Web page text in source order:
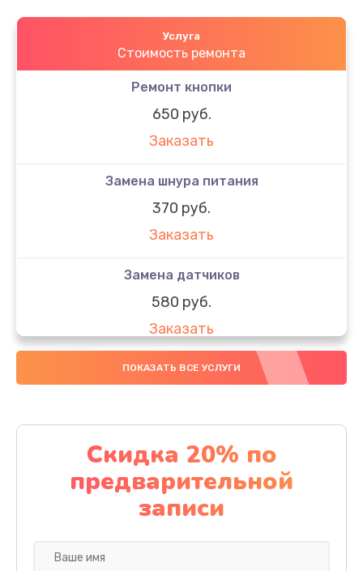
Услуга
Стоимость ремонта
Ремонт кнопки
650 руб.
Заказать
Замена шнура питания
370 руб.
Заказать
Замена датчиков
580 руб.
Заказать
Комплексная чистка
Заказать
Замена дисплея (экрана)
2000 руб.
Заказать
Ремонт платы электроники
ПОКАЗАТЬ ВСЕ УСЛУГИ
Скидка 20% по
предварительной
записи